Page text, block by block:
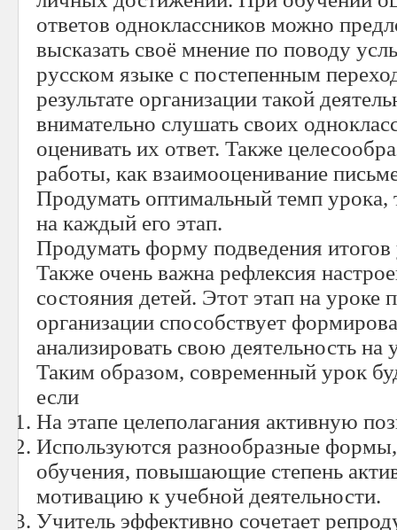
ответов одноклассников можно
высказать своё мнение по поводу
русском языке с постепенным
результате организации такой
внимательно слушать своих
оценивать их ответ. Также
работы, как взаимооценивание
Продумать оптимальный темп урока,
на каждый его этап.
Продумать форму подведения итогов
Также очень важна рефлексия
состояния детей. Этот этап на уроке
организации способствует
анализировать свою деятельность на
Таким образом, современный урок
если
На этапе целеполагания активную
Используются разнообразные
обучения, повышающие степень
мотивацию к учебной деятельности.
Учитель эффективно сочетает